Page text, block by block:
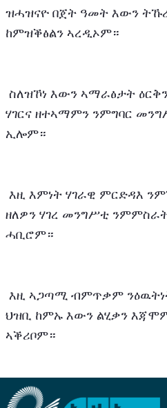
ዝሓዝናዮ በጀት ዓመት እውን
ከምዝቕፅልን ኣረዲኦም።
ሃገርና ዘተኣማምን ንምግባር
ኢሎም።
ዘለዎን ሃገረ መንግሥቲ
ሓቢሮም።
ህዝቢ ከምኡ እውን ልሂቃን
ኣቕሪቦም።